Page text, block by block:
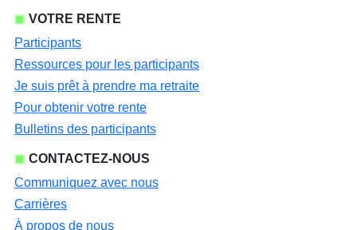
VOTRE RENTE
Participants
Ressources pour les participants
Je suis prêt à prendre ma retraite
Pour obtenir votre rente
Bulletins des participants
CONTACTEZ-NOUS
Communiquez avec nous
Carrières
À propos de nous